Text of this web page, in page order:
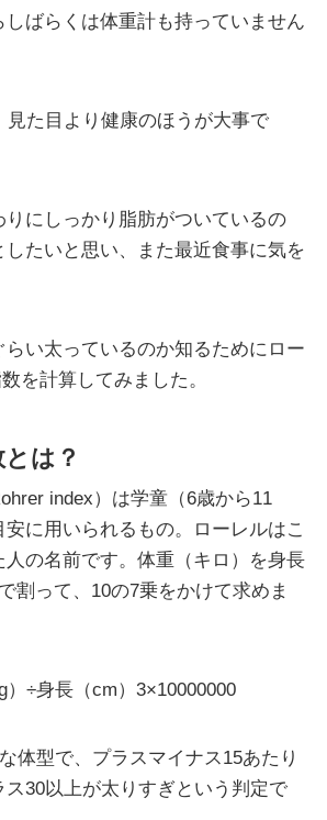
しばらくは体重計も持っていません
見た目より健康のほうが大事で
りにしっかり脂肪がついているの
したいと思い、また最近食事に気を
い太っているのか知るためにロー
を計算してみました。
は？
index）は学童（6歳から11
に用いられるもの。ローレルはこ
の名前です。体重（キロ）を身長
割って、10の7乗をかけて求めま
÷身長（cm）3×10000000
体型で、プラスマイナス15あたり
ス30以上が太りすぎという判定で